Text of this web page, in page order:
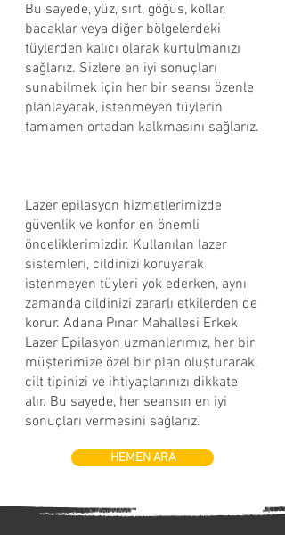
Bu sayede, yüz, sırt, göğüs, kollar,
bacaklar veya diğer bölgelerdeki
tüylerden kalıcı olarak kurtulmanızı
sağlarız. Sizlere en iyi sonuçları
sunabilmek için her bir seansı özenle
planlayarak, istenmeyen tüylerin
tamamen ortadan kalkmasını sağlarız.​
Lazer epilasyon hizmetlerimizde
güvenlik ve konfor en önemli
önceliklerimizdir. Kullanılan lazer
sistemleri, cildinizi koruyarak
istenmeyen tüyleri yok ederken, aynı
zamanda cildinizi zararlı etkilerden de
korur. Adana Pınar Mahallesi Erkek
Lazer Epilasyon uzmanlarımız, her bir
müşterimize özel bir plan oluşturarak,
cilt tipinizi ve ihtiyaçlarınızı dikkate
alır. Bu sayede, her seansın en iyi
sonuçları vermesini sağlarız.
HEMEN ARA